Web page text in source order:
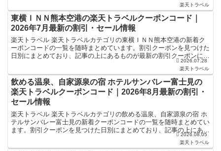
楽天トラベル
東横ＩＮＮ熊本空港の楽天トラベルクーポンコード｜
2026年7月最新の割引・セール情報
楽天トラベル 楽天トラベルカテゴリの東横ＩＮＮ熊本空港の新着ク
ーポンコードの一覧を随時まとめています。割引クーポンを見つけた
日別にまとめており、記事の上にあるものが最新の割引クーポンにな
ります。ホテル・旅館宿泊の予約などで使えるクーポンやセ...2026.07.28
楽天トラベル
飲める温泉、自家源泉の宿 ホテルサンバレー富士見の
楽天トラベルクーポンコード｜2026年8月最新の割引・
セール情報
楽天トラベル 楽天トラベルカテゴリの飲める温泉、自家源泉の宿 ホ
テルサンバレー富士見の新着クーポンコードの一覧を随時まとめてい
ます。割引クーポンを見つけた日別にまとめており、記事の上にある
ものが最新の割引クーポンになります。ホテル・旅館宿泊...2026.08.05
楽天トラベル